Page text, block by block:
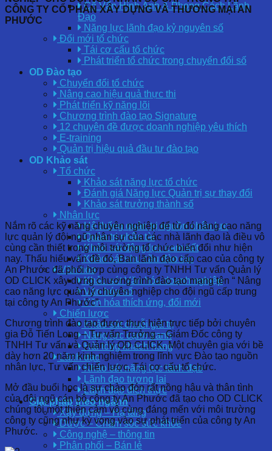
Cố Vấn Hình Ảnh & Phong Cách Lãnh
Đạo
Năng lực lãnh đạo kỷ nguyên số
Đổi mới tổ chức
Tái cơ cấu tổ chức
Phát triển tổ chức trong chuyển đổi số
OD Đào tạo
Chuyển đổi tổ chức
Nâng cao hiệu quả thực thi
Phát triển kỹ năng lõi
Chương trình đào tạo Signature
12 chuyên đề được doanh nghiệp yêu thích
E-training
Quản trị hiệu quả đầu tư đào tạo
OD Khảo sát
Tổ chức
Khảo sát năng lực tổ chức
Đánh giá Năng lực Quản trị sự thay đổi
Khảo sát trưởng thành số
Nhân lực
Hệ thống quản trị nguồn nhân lực
Quản trị nhân tài
Khảo sát động lực cam kết
Khảo sát nhu cầu đào tạo
Văn hóa
Khảo sát Văn hóa doanh nghiệp
Văn hóa số
Văn hóa thích ứng, đổi mới
Chiến lược
Khảo sát chuỗi giá trị
Năng lực cạnh tranh
Hài lòng khách hàng
Lãnh đạo
Khảo sát năng lực lãnh đạo
Lãnh đạo tương lai
Lãnh đạo đích thực
Giải pháp theo ngành
Xây dựng – Hạ tầng
Dược – Chăm sóc sức khỏe
Công nghệ – thông tin
Phân phối – Bán lẻ
CÔNG TY CỔ PHẦN XÂY DỰNG VÀ THƯƠNG MẠI AN
PHƯỚC
Nắm rõ các kỹ năng chuyên nghiệp để từ đó nâng cao năng
lực quản lý đội ngũ nhân sự của các nhà lãnh đạo là điều vô
cùng cần thiết trong môi trường tổ chức biến đổi như hiện
nay. Thấu hiểu vấn đề đó, Ban lãnh đạo cấp cao của công ty
An Phước đã phối hợp cùng công ty TNHH Tư vấn Quản lý
OD CLICK xây dựng chương trình đào tạo mang tên “ Nâng
cao năng lực quản lý chuyên nghiệp cho đội ngũ cấp trung
tại công ty An Phước”.
Chương trình đào tạo được thực hiện trực tiếp bởi chuyên
gia Đỗ Tiến Long – Tư vấn Trưởng – Giám Đốc công ty
TNHH Tư vấn và Quản lý OD CLICK. Một chuyên gia với bề
dày hơn 20 năm kinh nghiệm trong lĩnh vực Đào tạo nguồn
nhân lực, Tư vấn chiến lược, Tái cơ cấu tổ chức.
Mở đầu buổi học là sự chào đón rất nồng hậu và thân tình
của đội ngũ cán bộ công ty An Phước đã tạo cho OD CLICK
chúng tôi một thiện cảm vô cùng đáng mến với môi trường
công ty cũng như kỳ vọng vào sự phát triển của công ty An
Phước.